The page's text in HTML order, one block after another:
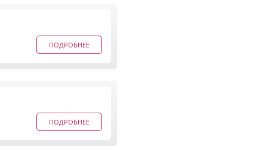
ПОДРОБНЕЕ
ПОДРОБНЕЕ